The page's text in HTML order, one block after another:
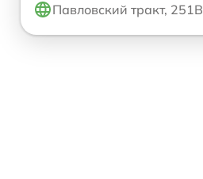
Павловский тракт, 251В